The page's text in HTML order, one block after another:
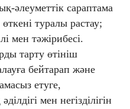
әлеуметтік сараптама
туралы растау;
мен тәжірибесі.
тарту өтініш
бейтарап және
етуге,
мен негізділігін